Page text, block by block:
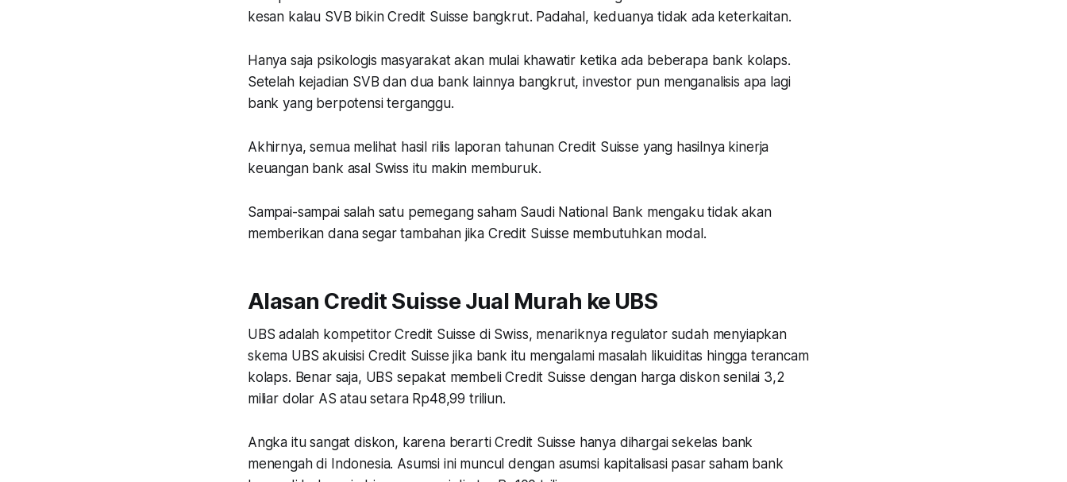
kesan kalau SVB bikin Credit Suisse bangkrut. Padahal, keduanya tidak ada keterkaitan.
Hanya saja psikologis masyarakat akan mulai khawatir ketika ada beberapa bank kolaps.
Setelah kejadian SVB dan dua bank lainnya bangkrut, investor pun menganalisis apa lagi
bank yang berpotensi terganggu.
Akhirnya, semua melihat hasil rilis laporan tahunan Credit Suisse yang hasilnya kinerja
keuangan bank asal Swiss itu makin memburuk.
Sampai-sampai salah satu pemegang saham Saudi National Bank mengaku tidak akan
memberikan dana segar tambahan jika Credit Suisse membutuhkan modal.
Alasan Credit Suisse Jual Murah ke UBS
UBS adalah kompetitor Credit Suisse di Swiss, menariknya regulator sudah menyiapkan
skema UBS akuisisi Credit Suisse jika bank itu mengalami masalah likuiditas hingga terancam
kolaps. Benar saja, UBS sepakat membeli Credit Suisse dengan harga diskon senilai 3,2
miliar dolar AS atau setara Rp48,99 triliun.
Angka itu sangat diskon, karena berarti Credit Suisse hanya dihargai sekelas bank
menengah di Indonesia. Asumsi ini muncul dengan asumsi kapitalisasi pasar saham bank